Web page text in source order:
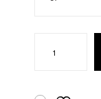
Copenhagen